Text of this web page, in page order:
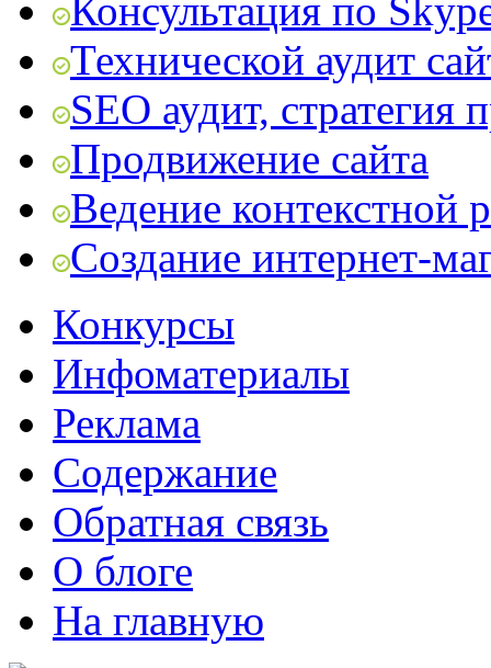
Консультация по
Технической аудит
SEO аудит, стратегия
Продвижение сайта
Ведение контекстной
Создание интернет-
Конкурсы
Инфоматериалы
Реклама
Содержание
Обратная связь
О блоге
На главную